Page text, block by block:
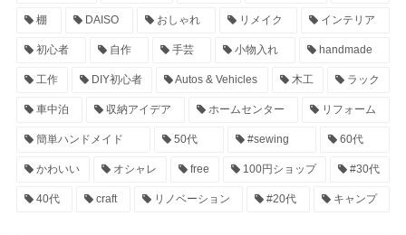
棚 DAISO おしゃれ リメイク インテリア
初心者 自作 手芸 小物入れ handmade
工作 DIY初心者 Autos & Vehicles 木工 ラック
車中泊 収納アイデア ホームセンター リフォーム
簡単ハンドメイド 50代 #sewing 60代
かわいい オシャレ free 100円ショップ #30代
40代 craft リノベーション #20代 キャンプ